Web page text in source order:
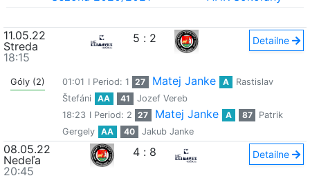
11.05.22
Streda
18:15
5 : 2 Detailne
Góly (2) 01:01 I Period: 1 27 Matej Janke A
Rastislav
Štefáni
AA 41
Jozef Vereb
18:23 I Period: 2 27 Matej Janke A 87
Patrik
Gergely
AA 40 Jakub Janke
08.05.22
Nedeľa
20:45
4 : 8 Detailne